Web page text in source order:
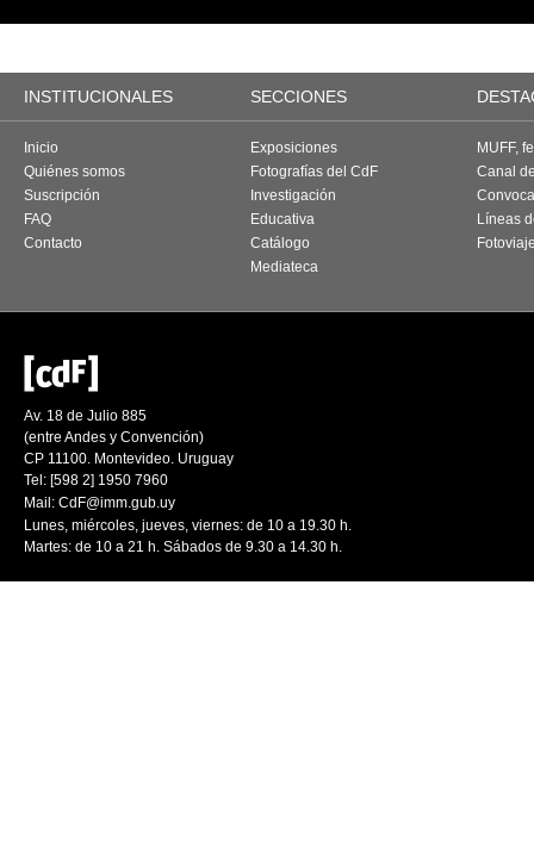
INSTITUCIONALES SECCIONES
Inicio
Quiénes somos
Suscripción
FAQ
Contacto
Exposiciones
Fotografías del CdF
Investigación
Educativa
Catálogo
Mediateca
MUFF,
Canal
Líneas
Av. 18 de Julio 885
(entre Andes y Convención)
CP 11100. Montevideo. Uruguay
Tel: [598 2] 1950 7960
Mail: CdF@imm.gub.uy
Lunes, miércoles, jueves, viernes: de 10 a 19.30 h.
Martes: de 10 a 21 h. Sábados de 9.30 a 14.30 h.